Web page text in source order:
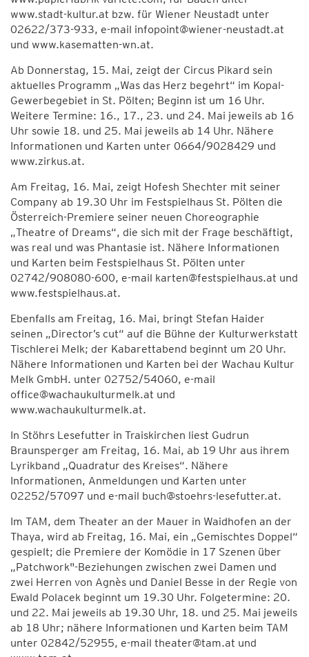
www.stadt-kultur.at bzw. für Wiener Neustadt unter
02622/373-933, e-mail infopoint@wiener-neustadt.at
und www.kasematten-wn.at.
Ab Donnerstag, 15. Mai, zeigt der Circus Pikard sein
aktuelles Programm „Was das Herz begehrt“ im Kopal-
Gewerbegebiet in St. Pölten; Beginn ist um 16 Uhr.
Weitere Termine: 16., 17., 23. und 24. Mai jeweils ab 16
Uhr sowie 18. und 25. Mai jeweils ab 14 Uhr. Nähere
Informationen und Karten unter 0664/9028429 und
www.zirkus.at.
Am Freitag, 16. Mai, zeigt Hofesh Shechter mit seiner
Company ab 19.30 Uhr im Festspielhaus St. Pölten die
Österreich-Premiere seiner neuen Choreographie
„Theatre of Dreams“, die sich mit der Frage beschäftigt,
was real und was Phantasie ist. Nähere Informationen
und Karten beim Festspielhaus St. Pölten unter
02742/908080-600, e-mail karten@festspielhaus.at und
www.festspielhaus.at.
Ebenfalls am Freitag, 16. Mai, bringt Stefan Haider
seinen „Director’s cut“ auf die Bühne der Kulturwerkstatt
Tischlerei Melk; der Kabarettabend beginnt um 20 Uhr.
Nähere Informationen und Karten bei der Wachau Kultur
Melk GmbH. unter 02752/54060, e-mail
office@wachaukulturmelk.at und
www.wachaukulturmelk.at.
In Stöhrs Lesefutter in Traiskirchen liest Gudrun
Braunsperger am Freitag, 16. Mai, ab 19 Uhr aus ihrem
Lyrikband „Quadratur des Kreises“. Nähere
Informationen, Anmeldungen und Karten unter
02252/57097 und e-mail buch@stoehrs-lesefutter.at.
Im TAM, dem Theater an der Mauer in Waidhofen an der
Thaya, wird ab Freitag, 16. Mai, ein „Gemischtes Doppel“
gespielt; die Premiere der Komödie in 17 Szenen über
„Patchwork"-Beziehungen zwischen zwei Damen und
zwei Herren von Agnès und Daniel Besse in der Regie von
Ewald Polacek beginnt um 19.30 Uhr. Folgetermine: 20.
und 22. Mai jeweils ab 19.30 Uhr, 18. und 25. Mai jeweils
ab 18 Uhr; nähere Informationen und Karten beim TAM
unter 02842/52955, e-mail theater@tam.at und